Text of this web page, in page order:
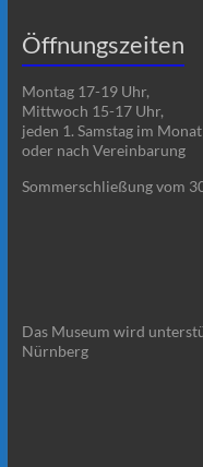
Öffnungszeiten
Montag 17-19 Uhr,
Mittwoch 15-17 Uhr,
jeden 1. Samstag im
oder nach Vereinbarung
Sommerschließung vom
Das Museum wird
Nürnberg